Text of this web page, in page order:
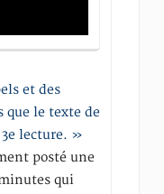
et des
que le texte de
lecture. »
posté une
qui